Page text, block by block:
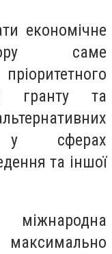
економічне
саме
гранту та
у сферах
та іншої